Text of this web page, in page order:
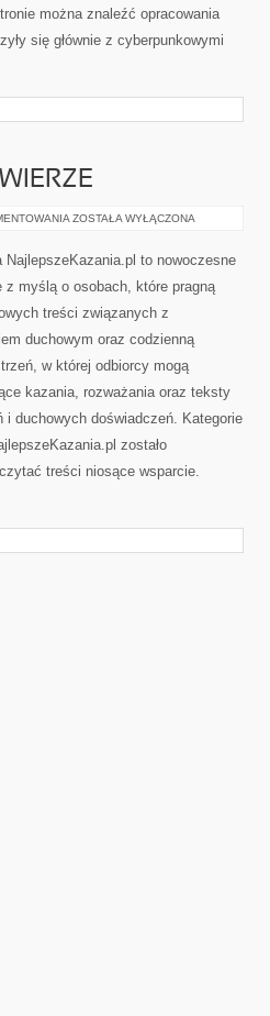
można znaleźć opracowania
się głównie z cyberpunkowymi
RODZINA
W
WIERZE
ZOSTAŁA WYŁĄCZONA
NajlepszeKazania.pl to nowoczesne
z myślą o osobach, które pragną
treści związanych z
duchowym oraz codzienną
w której odbiorcy mogą
kazania, rozważania oraz teksty
duchowych doświadczeń. Kategorie
zostało
treści niosące wsparcie.